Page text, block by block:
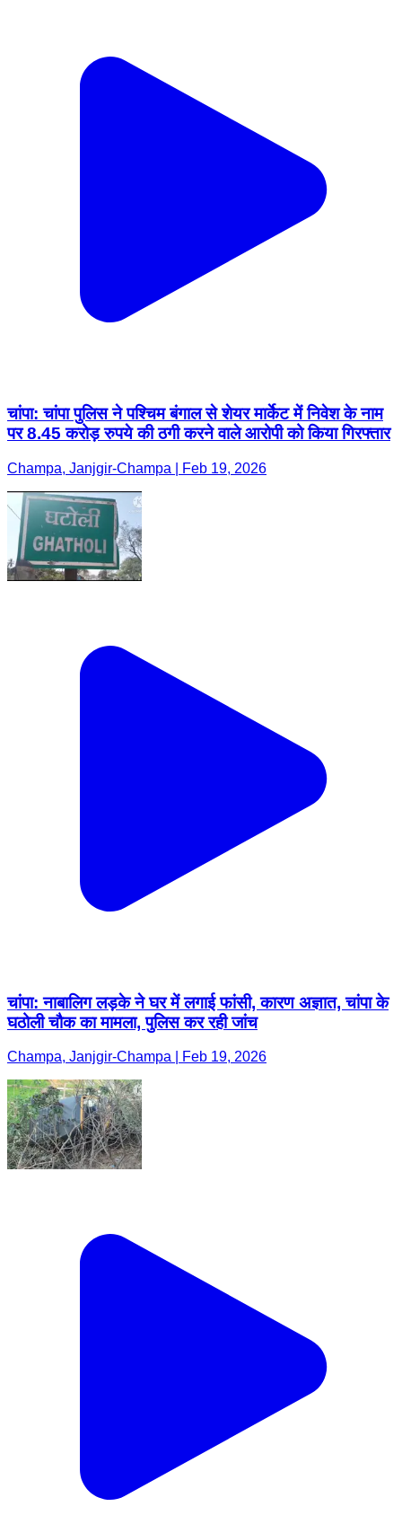
चांपा: चांपा पुलिस ने पश्चिम बंगाल से शेयर मार्केट में निवेश के नाम
पर 8.45 करोड़ रुपये की ठगी करने वाले आरोपी को किया गिरफ्तार
Champa, Janjgir-Champa | Feb 19, 2026
चांपा: नाबालिग लड़के ने घर में लगाई फांसी, कारण अज्ञात, चांपा के
घठोली चौक का मामला, पुलिस कर रही जांच
Champa, Janjgir-Champa | Feb 19, 2026